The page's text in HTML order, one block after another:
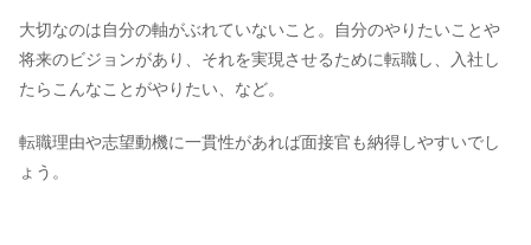
大切なのは自分の軸がぶれていないこと。自分のやりたいことや
将来のビジョンがあり、それを実現させるために転職し、入社し
たらこんなことがやりたい、など。
転職理由や志望動機に一貫性があれば面接官も納得しやすいでし
ょう。